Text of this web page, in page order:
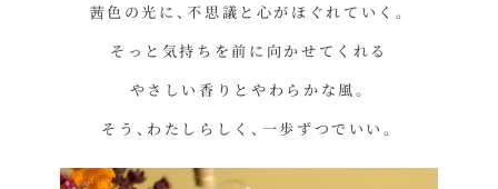
茜色の光に、不思議と心がほぐれていく。
そっと気持ちを前に向かせてくれる
やさしい香りとやわらかな風。
そう、わたしらしく、一歩ずつでいい。